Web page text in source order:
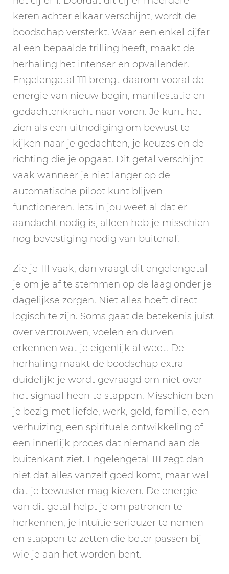
keren achter elkaar verschijnt, wordt de
boodschap versterkt. Waar een enkel cijfer
al een bepaalde trilling heeft, maakt de
herhaling het intenser en opvallender.
Engelengetal 111 brengt daarom vooral de
energie van nieuw begin, manifestatie en
gedachtenkracht naar voren. Je kunt het
zien als een uitnodiging om bewust te
kijken naar je gedachten, je keuzes en de
richting die je opgaat. Dit getal verschijnt
vaak wanneer je niet langer op de
automatische piloot kunt blijven
functioneren. Iets in jou weet al dat er
aandacht nodig is, alleen heb je misschien
nog bevestiging nodig van buitenaf.
Zie je 111 vaak, dan vraagt dit engelengetal
je om je af te stemmen op de laag onder je
dagelijkse zorgen. Niet alles hoeft direct
logisch te zijn. Soms gaat de betekenis juist
over vertrouwen, voelen en durven
erkennen wat je eigenlijk al weet. De
herhaling maakt de boodschap extra
duidelijk: je wordt gevraagd om niet over
het signaal heen te stappen. Misschien ben
je bezig met liefde, werk, geld, familie, een
verhuizing, een spirituele ontwikkeling of
een innerlijk proces dat niemand aan de
buitenkant ziet. Engelengetal 111 zegt dan
niet dat alles vanzelf goed komt, maar wel
dat je bewuster mag kiezen. De energie
van dit getal helpt je om patronen te
herkennen, je intuïtie serieuzer te nemen
en stappen te zetten die beter passen bij
wie je aan het worden bent.